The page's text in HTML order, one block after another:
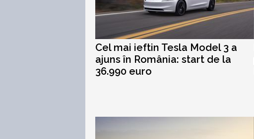
Cel mai ieftin Tesla Model 3 a
ajuns în România: start de la
36.990 euro